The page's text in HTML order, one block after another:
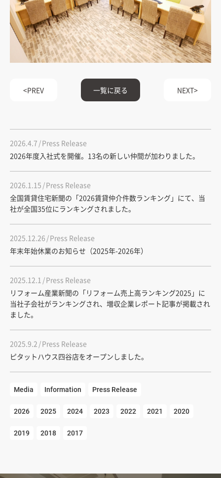
PREV 一覧に戻る NEXT
2026.4.7 Press Release
2026年度入社式を開催。13名の新しい仲間が加わりました。
2026.1.15 Press Release
全国賃貸住宅新聞の「2026賃貸仲介件数ランキング」にて、当
社が全国35位にランキングされました。
2025.12.26 Press Release
年末年始休業のお知らせ（2025年-2026年）
2025.12.1
Press Release
リフォーム産業新聞の「リフォーム売上高ランキング2025」に
当社子会社がランキングされ、増収企業レポート記事が掲載され
ました。
2025.9.2 Press Release
ピタットハウス四谷店をオープンしました。
Media Information Press Release
2026 2025 2024 2023 2022 2021 2020
2019 2018 2017